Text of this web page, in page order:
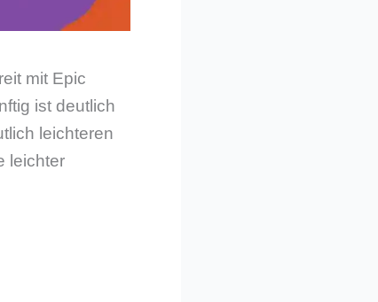
mit Epic
ist deutlich
leichteren
leichter